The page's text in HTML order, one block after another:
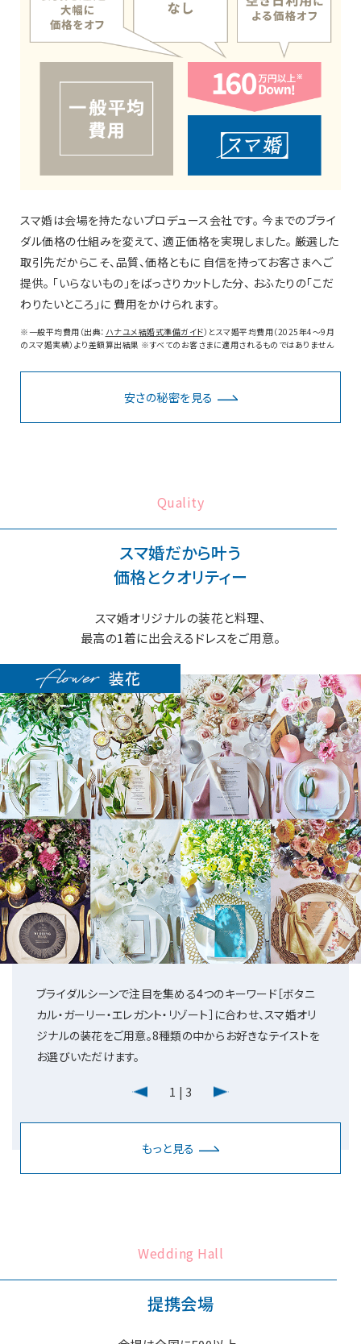
スマ婚は会場を持たないプロデュース会社です。 今までのブライ
ダル価格の仕組みを変えて、 適正価格を実現しました。 厳選した
取引先だからこそ、品質、価格ともに 自信を持ってお客さまへご
提供。 「いらないもの」をばっさりカットした分、 おふたりの「こだ
わりたいところ」に 費用をかけられます。
※一般平均費用（出典： ハナユメ結婚式準備ガイド）とスマ婚平均費用（2025年4～9月
のスマ婚実績）より差額算出結果 ※すべてのお客さまに適用されるものではありません
安さの秘密を見る
Quality
スマ婚だから叶う
価格とクオリティー
スマ婚オリジナルの装花と料理、
最高の1着に出会えるドレスをご用意。
ブライダルシーンで注目を集める4つのキーワード ［ボタニ
カル・ガーリー・エレガント・リゾート］に合わせ、スマ婚オリ
ジナルの装花をご用意。8種類の中からお好きなテイストを
お選びいただけます。
1 | 3
もっと見る
Wedding Hall
提携会場